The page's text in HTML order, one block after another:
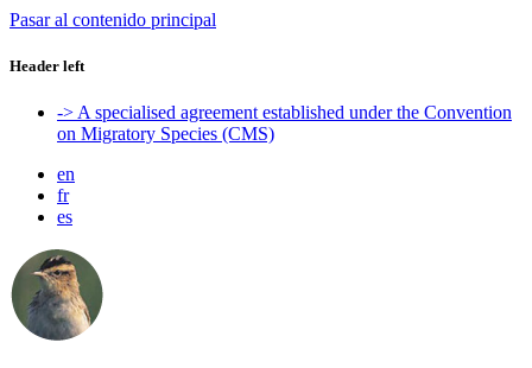
Pasar al contenido principal
Header left
-> A specialised agreement established under the Convention
on Migratory Species (CMS)
en
fr
es